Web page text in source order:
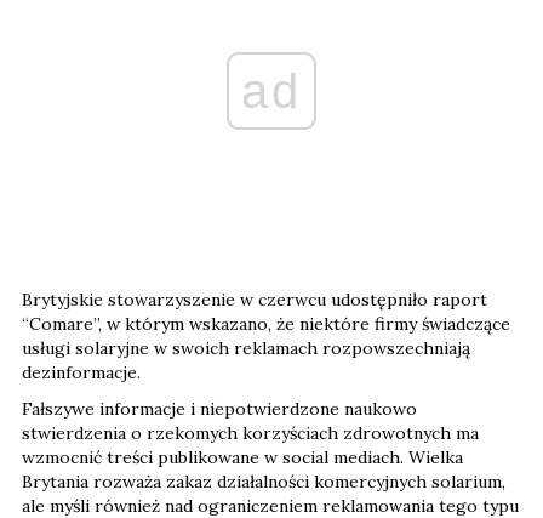
ad
Brytyjskie stowarzyszenie w czerwcu udostępniło raport
“Comare”, w którym wskazano, że niektóre firmy świadczące
usługi solaryjne w swoich reklamach rozpowszechniają
dezinformacje.
Fałszywe informacje i niepotwierdzone naukowo
stwierdzenia o rzekomych korzyściach zdrowotnych ma
wzmocnić treści publikowane w social mediach. Wielka
Brytania rozważa zakaz działalności komercyjnych solarium,
ale myśli również nad ograniczeniem reklamowania tego typu